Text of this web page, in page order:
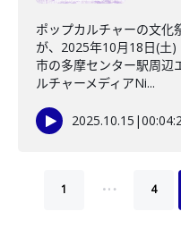
ポップカルチャーの文化
が、2025年10月18日(土
市の多摩センター駅周辺
ルチャーメディアNi...
2025.10.15 |
1 … 4